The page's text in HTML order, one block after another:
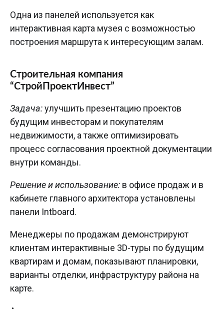
Одна из панелей используется как
интерактивная карта музея с возможностью
построения маршрута к интересующим залам.
Строительная компания
“СтройПроектИнвест”
Задача:улучшить презентацию проектов
будущим инвесторам и покупателям
недвижимости, а также оптимизировать
процесс согласования проектной документации
внутри команды.
Решение и использование: в офисе продаж и в
кабинете главного архитектора установлены
панели Intboard.
Менеджеры по продажам демонстрируют
клиентам интерактивные 3D-туры по будущим
квартирам и домам, показывают планировки,
варианты отделки, инфраструктуру района на
карте.